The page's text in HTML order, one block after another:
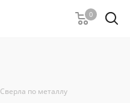
0
Сверла по металлу